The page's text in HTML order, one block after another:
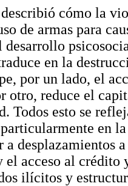
cómo la
de armas para
desarrollo
en la
por un lado, el
otro, reduce el
Todos esto se
en
a desplazamientos
el acceso al
ilícitos y